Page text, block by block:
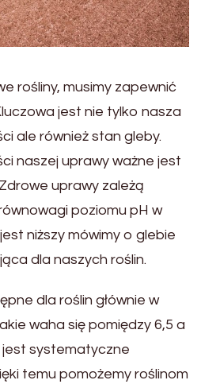
rośliny, musimy zapewnić
jest nie tylko nasza
ale również stan gleby.
naszej uprawy ważne jest
uprawy zależą
poziomu pH w
niższy mówimy o glebie
dla naszych roślin.
dla roślin głównie w
waha się pomiędzy 6,5 a
systematyczne
temu pomożemy roślinom